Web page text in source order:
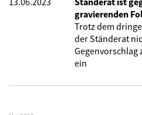
gravierenden
Trotz dem
der Ständerat
ein